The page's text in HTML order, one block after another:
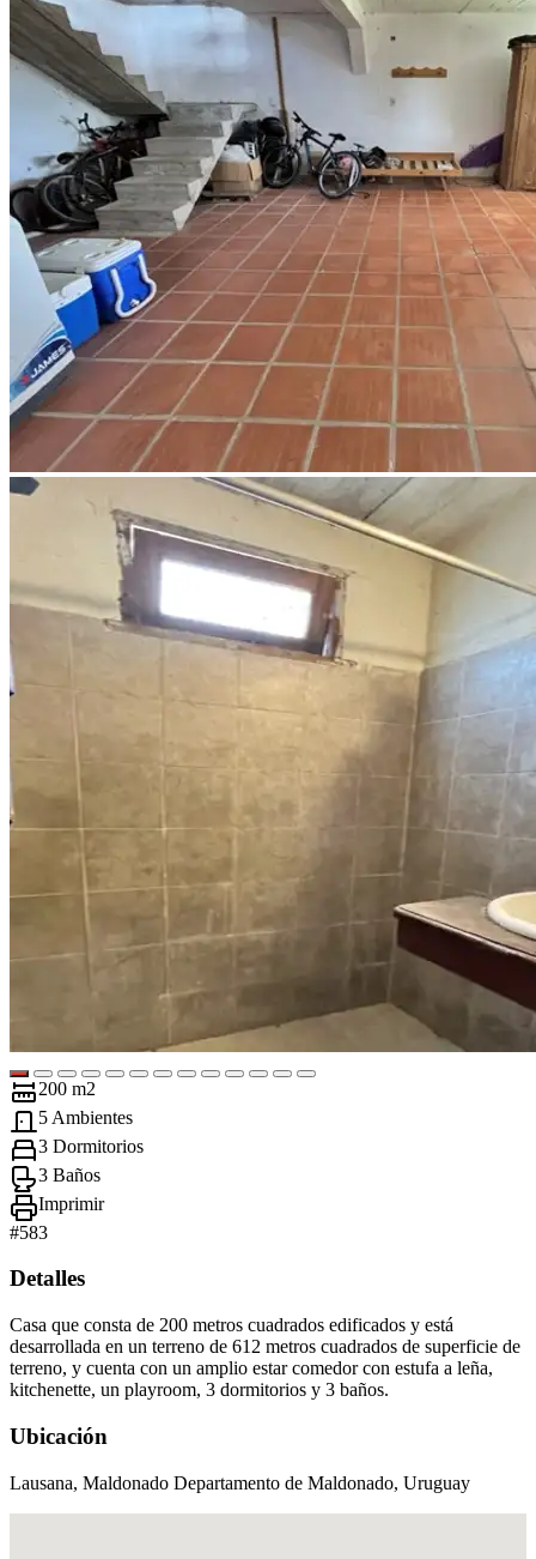
200 m2
5 Ambientes
3 Dormitorios
3 Baños
Imprimir
#583
Detalles
Casa que consta de 200 metros cuadrados edificados y está
desarrollada en un terreno de 612 metros cuadrados de superficie de
terreno, y cuenta con un amplio estar comedor con estufa a leña,
kitchenette, un playroom, 3 dormitorios y 3 baños.
Ubicación
Lausana, Maldonado Departamento de Maldonado, Uruguay